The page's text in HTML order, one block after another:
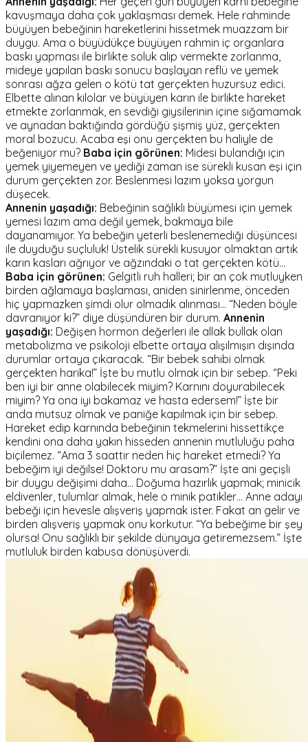
kavuşmaya daha çok yaklaşması demek. Hele rahminde
büyüyen bebeğinin hareketlerini hissetmek muazzam bir
duygu. Ama o büyüdükçe büyüyen rahmin iç organlara
baskı yapması ile birlikte soluk alıp vermekte zorlanma,
mideye yapılan baskı sonucu başlayan reflü ve yemek
sonrası ağza gelen o kötü tat gerçekten huzursuz edici.
Elbette alınan kilolar ve büyüyen karın ile birlikte hareket
etmekte zorlanmak, en sevdiği giysilerinin içine sığamamak
ve aynadan baktığında gördüğü şişmiş yüz, gerçekten
moral bozucu. Acaba eşi onu gerçekten bu haliyle de
beğeniyor mu? Baba için görünen: Midesi bulandığı için
yemek yiyemeyen ve yediği zaman ise sürekli kusan eşi için
durum gerçekten zor. Beslenmesi lazım yoksa yorgun
düşecek.
Annenin yaşadığı: Bebeğinin sağlıklı büyümesi için yemek
yemesi lazım ama değil yemek, bakmaya bile
dayanamıyor. Ya bebeğin yeterli beslenemediği düşüncesi
ile duyduğu suçluluk! Üstelik sürekli kusuyor olmaktan artık
karın kasları ağrıyor ve ağzındaki o tat gerçekten kötü...
Baba için görünen: Gelgitli ruh halleri; bir an çok mutluyken
birden ağlamaya başlaması, aniden sinirlenme, önceden
hiç yapmazken şimdi olur olmadık alınması... “Neden böyle
davranıyor ki?” diye düşündüren bir durum. Annenin
yaşadığı: Değişen hormon değerleri ile allak bullak olan
metabolizma ve psikoloji elbette ortaya alışılmışın dışında
durumlar ortaya çıkaracak. “Bir bebek sahibi olmak
gerçekten harika!” İşte bu mutlu olmak için bir sebep. “Peki
ben iyi bir anne olabilecek miyim? Karnını doyurabilecek
miyim? Ya ona iyi bakamaz ve hasta edersem!” İşte bir
anda mutsuz olmak ve paniğe kapılmak için bir sebep.
Hareket edip karnında bebeğinin tekmelerini hissettikçe
kendini ona daha yakın hisseden annenin mutluluğu paha
biçilemez. “Ama 3 saattir neden hiç hareket etmedi? Ya
bebeğim iyi değilse! Doktoru mu arasam?” İşte ani geçişli
bir duygu değişimi daha… Doğuma hazırlık yapmak; minicik
eldivenler, tulumlar almak, hele o minik patikler… Anne adayı
bebeği için hevesle alışveriş yapmak ister. Fakat an gelir ve
birden alışveriş yapmak onu korkutur. “Ya bebeğime bir şey
olursa! Onu sağlıklı bir şekilde dünyaya getiremezsem.” İşte
mutluluk birden kabusa dönüşüverdi.